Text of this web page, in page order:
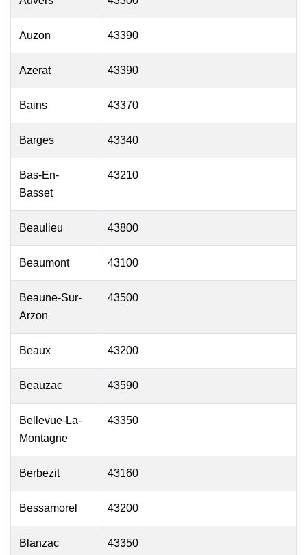
Auzon 43390
Azerat 43390
Bains 43370
Barges 43340
Bas-En-
Basset
43210
Beaulieu 43800
Beaumont 43100
Beaune-Sur-
Arzon
43500
Beaux 43200
Beauzac 43590
Bellevue-La-
Montagne
43350
Berbezit 43160
Bessamorel 43200
Blanzac 43350